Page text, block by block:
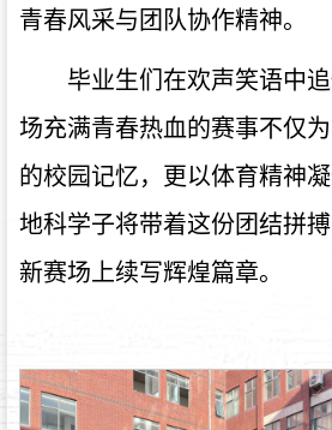
青春风采与团队协作精神。
毕业生们在欢声笑语中
场充满青春热血的赛事不仅
的校园记忆，更以体育精神凝
地科学子将带着这份团结拼
新赛场上续写辉煌篇章。